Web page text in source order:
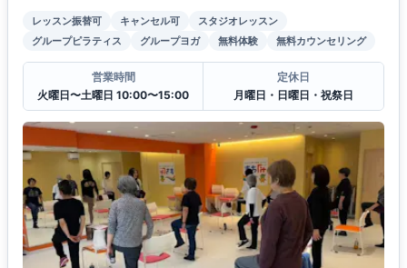
レッスン振替可 キャンセル可
スタジオレッスン
グループピラティス
グループヨガ 無料体験 無料カウンセリング
営業時間
火曜日〜土曜日 10:00〜15:00
定休日
月曜日・日曜日・祝祭日